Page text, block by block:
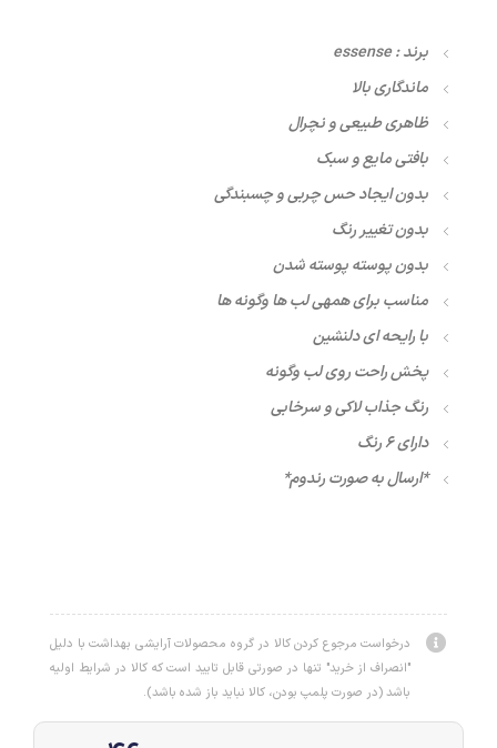
برند : essense
ماندگاری بالا
ظاهری طبیعی و نچرال
بافتی مایع و سبک
بدون ایجاد حس چربی و چسبندگی
بدون تغییر رنگ
بدون پوسته پوسته شدن
مناسب برای همهی لب ها وگونه ها
با رایحه ای دلنشین
پخش راحت روی لب وگونه
رنگ جذاب لاکی و سرخابی
دارای 6 رنگ
*ارسال به صورت رندوم*
درخواست مرجوع کردن کالا در گروه محصولات آرایشی بهداشت با دلیل
"انصراف از خرید" تنها در صورتی قابل تایید است که کالا در شرایط اولیه
باشد (در صورت پلمپ بودن، کالا نباید باز شده باشد).